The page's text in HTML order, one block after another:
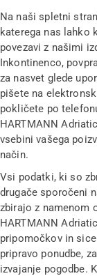
Na naši spletni
katerega nas lahko
povezavi z našimi
Inkontinenco,
za nasvet glede
pišete na
pokličete po
HARTMANN
vsebini vašega
način.
Vsi podatki, ki so
drugače sporočeni
zbirajo z namenom
HARTMANN
pripomočkov in
pripravo ponudbe,
izvajanje pogodbe.